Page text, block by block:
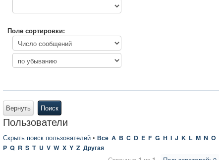
Поле сортировки:
Вернуть Поиск
Пользователи
Скрыть поиск пользователей • Все A B C D E F G H I J K L M N O
P Q R S T U V W X Y Z Другая